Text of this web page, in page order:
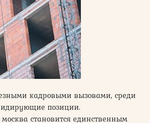
кадровыми вызовами, среди
позиции.
становится единственным